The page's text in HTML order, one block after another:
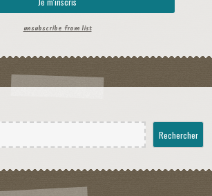
unsubscribe from list
Rechercher